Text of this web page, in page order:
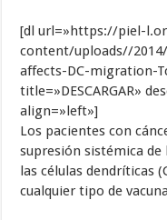
[dl url=»https://piel-
content/uploads//
affects-DC-migration-
title=»DESCARGAR»
align=»left»]
Los pacientes con
supresión sistémica
las células dendríticas
cualquier tipo de